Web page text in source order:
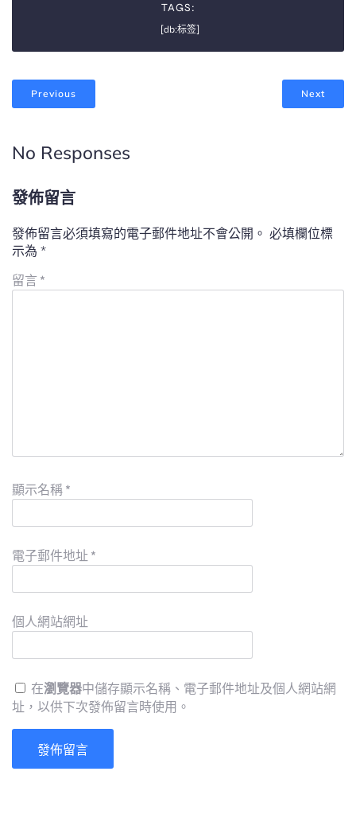
TAGS:
[db:标签]
Previous Next
No Responses
發佈留言
發佈留言必須填寫的電子郵件地址不會公開。 必填欄位標
示為 *
留言 *
顯示名稱 *
電子郵件地址 *
個人網站網址
在瀏覽器中儲存顯示名稱、電子郵件地址及個人網站網
址，以供下次發佈留言時使用。